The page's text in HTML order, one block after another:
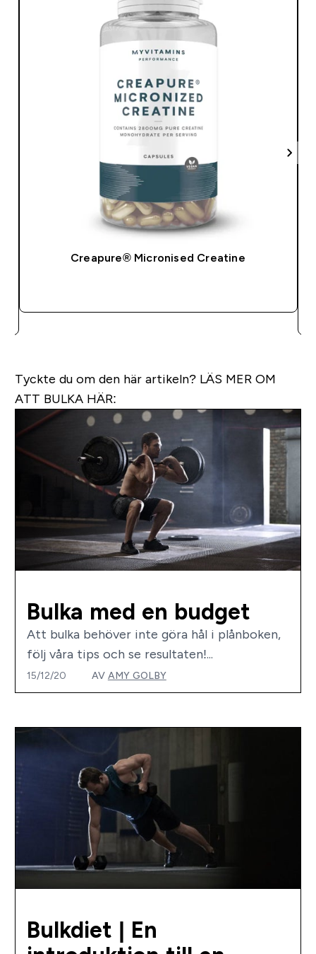
Creapure® Micronised Creatine
Tyckte du om den här artikeln?LÄS MER OM
ATT BULKA HÄR:
Bulka med en budget
Att bulka behöver inte göra hål i plånboken,
följ våra tips och se resultaten!...
15/12/20 AV AMY GOLBY
Bulkdiet | En